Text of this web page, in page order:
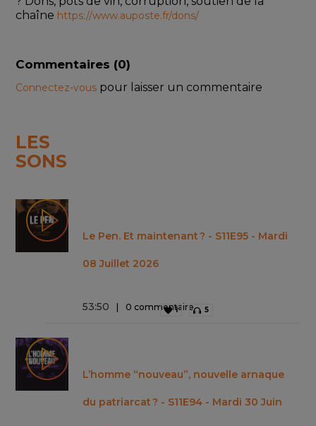
chaîne https://www.auposte.fr/dons/
Commentaires (0)
Connectez-vous pour laisser un commentaire
LES
SONS
Le Pen. Et maintenant ? - S11E95 - Mardi
08 Juillet 2026
53:50 0 commentaire
1 5
L’homme “nouveau”, nouvelle arnaque
du patriarcat ? - S11E94 - Mardi 30 Juin